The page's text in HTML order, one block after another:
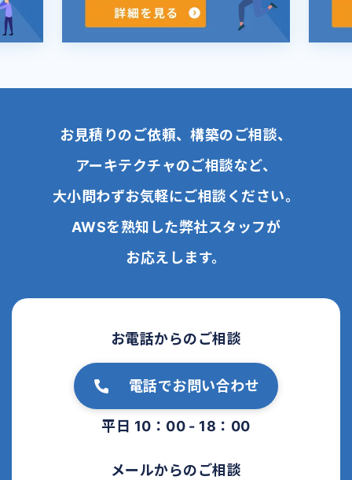
お見積りのご依頼、構築のご相談、
アーキテクチャのご相談など、
大小問わずお気軽にご相談ください。
AWSを熟知した弊社スタッフが
お応えします。
お電話からのご相談
電話でお問い合わせ
平日 10：00 - 18：00
メールからのご相談